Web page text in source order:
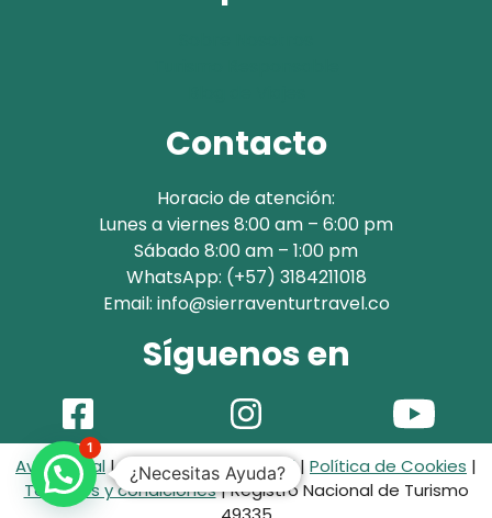
Contacto
Horacio de atención:
Lunes a viernes 8:00 am – 6:00 pm
Sábado 8:00 am – 1:00 pm
WhatsApp: (+57) 3184211018
Email: info@sierraventurtravel.co
Síguenos en
Aviso Legal|Política de Privacidad| Política de Cookies |
Terminos y condiciones| Registro Nacional de Turismo
¿Necesitas Ayuda?
1